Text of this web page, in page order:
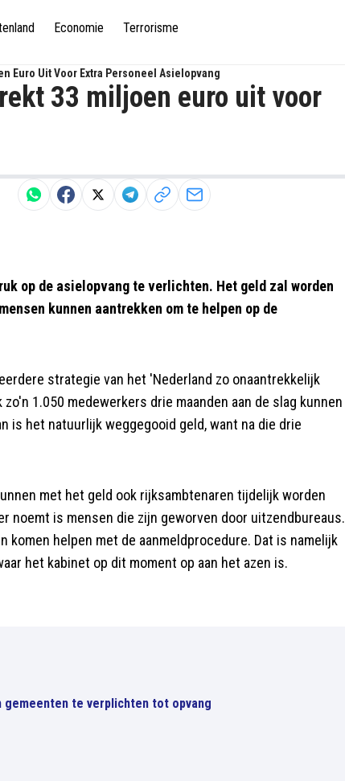
Economie Terrorisme
Euro Uit Voor Extra Personeel Asielopvang
33 miljoen euro uit voor
op de asielopvang te verlichten. Het geld zal worden
kunnen aantrekken om te helpen op de
strategie van het 'Nederland zo onaantrekkelijk
1.050 medewerkers drie maanden aan de slag kunnen
is het natuurlijk weggegooid geld, want na die drie
met het geld ook rijksambtenaren tijdelijk worden
noemt is mensen die zijn geworven door uitzendbureaus.
helpen met de aanmeldprocedure. Dat is namelijk
het kabinet op dit moment op aan het azen is.
te verplichten tot opvang